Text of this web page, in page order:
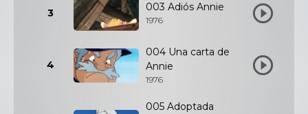
3 003 Adiós Annie
1976
4
004 Una carta de
Annie
1976
005 Adoptada